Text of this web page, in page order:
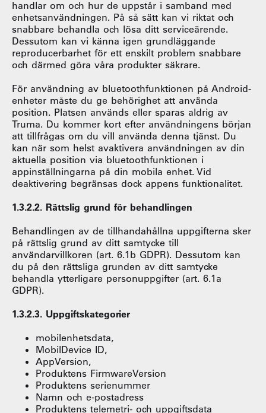
handlar om och hur de uppstår i samband med
enhetsanvändningen. På så sätt kan vi riktat och
snabbare behandla och lösa ditt serviceärende.
Dessutom kan vi känna igen grundläggande
reproducerbarhet för ett enskilt problem snabbare
och därmed göra våra produkter säkrare.
För användning av bluetoothfunktionen på Android-
enheter måste du ge behörighet att använda
position. Platsen används eller sparas aldrig av
Truma. Du kommer kort efter användningens början
att tillfrågas om du vill använda denna tjänst. Du
kan när som helst avaktivera användningen av din
aktuella position via bluetoothfunktionen i
appinställningarna på din mobila enhet. Vid
deaktivering begränsas dock appens funktionalitet.
1.3.2.2. Rättslig grund för behandlingen
Behandlingen av de tillhandahållna uppgifterna sker
på rättslig grund av ditt samtycke till
användarvillkoren (art. 6.1b GDPR). Dessutom kan
du på den rättsliga grunden av ditt samtycke
behandla ytterligare personuppgifter (art. 6.1a
GDPR).
1.3.2.3. Uppgiftskategorier
mobilenhetsdata,
MobilDevice ID,
AppVersion,
Produktens FirmwareVersion
Produktens serienummer
Namn och e-postadress
Produktens telemetri- och uppgiftsdata